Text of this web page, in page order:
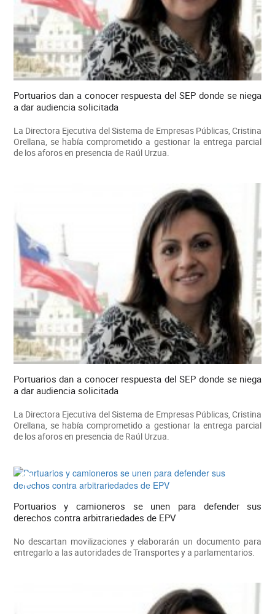
Portuarios dan a conocer respuesta del SEP donde se niega
a dar audiencia solicitada
La Directora Ejecutiva del Sistema de Empresas Públicas, Cristina
Orellana, se había comprometido a gestionar la entrega parcial
de los aforos en presencia de Raúl Urzua.
Portuarios dan a conocer respuesta del SEP donde se niega
a dar audiencia solicitada
La Directora Ejecutiva del Sistema de Empresas Públicas, Cristina
Orellana, se había comprometido a gestionar la entrega parcial
de los aforos en presencia de Raúl Urzua.
Portuarios y camioneros se unen para defender sus
derechos contra arbitrariedades de EPV
No descartan movilizaciones y elaborarán un documento para
entregarlo a las autoridades de Transportes y a parlamentarios.